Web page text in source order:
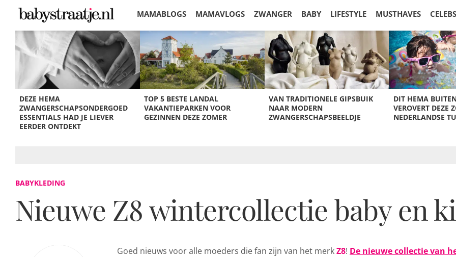
MAMABLOGS MAMAVLOGS ZWANGER BABY LIFESTYLE MUSTHAVES CELEBS
KORTINGEN
DEZE HEMA
ZWANGERSCHAPSONDERGOED
ESSENTIALS HAD JE LIEVER
EERDER ONTDEKT
TOP 5 BESTE LANDAL
VAKANTIEPARKEN VOOR
GEZINNEN DEZE ZOMER
VAN TRADITIONELE GIPSBUIK
NAAR MODERN
ZWANGERSCHAPSBEELDJE
DIT HEMA
VEROVERT DEZE
NEDERLANDSE
BABYKLEDING
Nieuwe Z8 wintercollectie baby en
Goed nieuws voor alle moeders die fan zijn van het merkZ8! De nieuwe collectie van